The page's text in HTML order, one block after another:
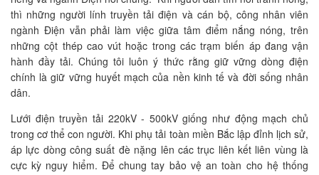
thì những người lính truyền tải điện và cán bộ, công nhân viên
ngành Điện vẫn phải làm việc giữa tâm điểm nắng nóng, trên
những cột thép cao vút hoặc trong các trạm biến áp đang vận
hành đầy tải. Chúng tôi luôn ý thức rằng giữ vững dòng điện
chính là giữ vững huyết mạch của nền kinh tế và đời sống nhân
dân.
Lưới điện truyền tải 220kV - 500kV giống như động mạch chủ
trong cơ thể con người. Khi phụ tải toàn miền Bắc lập đỉnh lịch sử,
áp lực dòng công suất đè nặng lên các trục liên kết liên vùng là
cực kỳ nguy hiểm. Để chung tay bảo vệ an toàn cho hệ thống